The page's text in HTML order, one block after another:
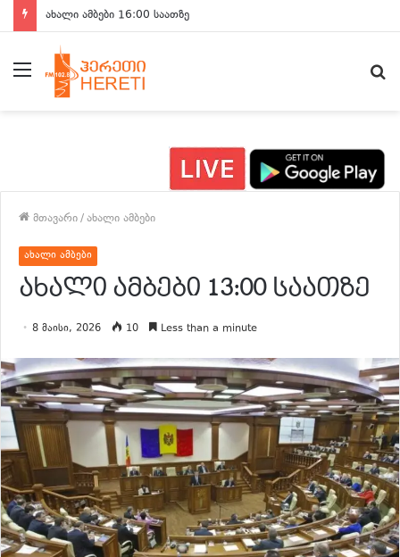
ახალი ამბები 15:00 საათზე
მენიუ
მთავარი/ახალი ამბები
ახალი ამბები
ახალი ამბები 13:00 საათზე
8 მაისი, 2026 10 Less than a minute